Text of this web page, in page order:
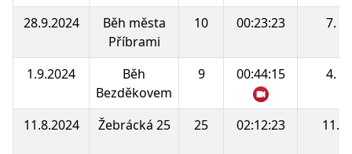
28.9.2024
Běh města
Příbrami
10 00:23:23 7.
1.9.2024
Běh
Bezděkovem
9 00:44:15 4.
11.8.2024 Žebrácká 25 25 02:12:23 11.